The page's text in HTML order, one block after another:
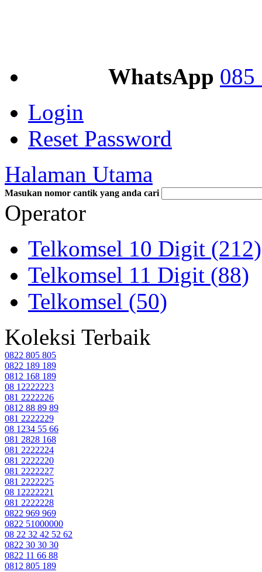
WhatsApp 085
Login
Reset Password
Halaman Utama
Masukan nomor cantik yang anda cari
Operator
Telkomsel 10 Digit (212)
Telkomsel 11 Digit (88)
Telkomsel (50)
Koleksi Terbaik
0822 805 805
0822 189 189
0812 168 189
08 12222223
081 2222226
0812 88 89 89
081 2222229
08 1234 55 66
081 2828 168
081 2222224
081 2222220
081 2222227
081 2222225
08 12222221
081 2222228
0822 969 969
0822 51000000
08 22 32 42 52 62
0822 30 30 30
0822 11 66 88
0812 805 189